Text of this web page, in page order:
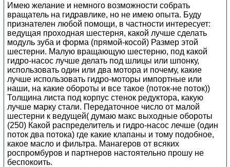
Имею желание и немного возможности собрать
вращатель на гидравлике, но не имею опыта. Буду
признателен любой помощи, в частности интересует:
ведущая проходная шестерня, какой лучше сделать
модуль зуба и форма (прямой-косой) Размер этой
шестерни. Малую вращающую шестерню, под какой
гидро-насос лучше делать под шлицы или шпонку,
использовать один или два мотора и почему, какие
лучше использовать гидро-моторы импортные или
наши, на какие обороты и все такое (поток-не поток))
Толщина листа под корпус стенок редуктора, какую
лучше марку стали. Передаточное число от малой
шестерни к ведущей( думаю макс выходные обороты
(250) Какой распределитель и гидро-насос лечше (один
поток два потока) где какие клапаны и тому подобное,
какое масло и фильтра. Манагеров от всяких
роспромбуров и партнеров настоятельно прошу не
беспокоить.